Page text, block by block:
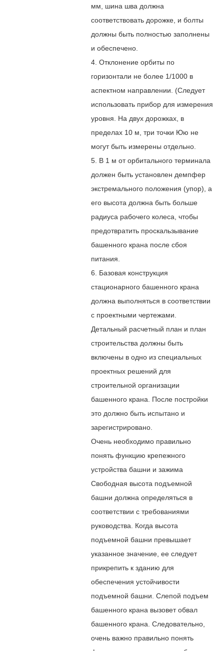
мм, шина шва должна
соответствовать дорожке, и болты
должны быть полностью заполнены
и обеспечено.
4. Отклонение орбиты по
горизонтали не более 1/1000 в
аспектном направлении. (Следует
использовать прибор для измерения
уровня. На двух дорожках, в
пределах 10 м, три точки Юю не
могут быть измерены отдельно.
5. В 1 м от орбитального терминала
должен быть установлен демпфер
экстремального положения (упор), а
его высота должна быть больше
радиуса рабочего колеса, чтобы
предотвратить проскальзывание
башенного крана после сбоя
питания.
6. Базовая конструкция
стационарного башенного крана
должна выполняться в соответствии
с проектными чертежами.
Детальный расчетный план и план
строительства должны быть
включены в одно из специальных
проектных решений для
строительной организации
башенного крана. После постройки
это должно быть испытано и
зарегистрировано.
Очень необходимо правильно
понять функцию крепежного
устройства башни и зажима
Свободная высота подъемной
башни должна определяться в
соответствии с требованиями
руководства. Когда высота
подъемной башни превышает
указанное значение, ее следует
прикрепить к зданию для
обеспечения устойчивости
подъемной башни. Слепой подъем
башенного крана вызовет обвал
башенного крана. Следовательно,
очень важно правильно понять